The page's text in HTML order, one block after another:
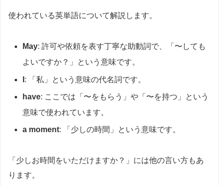
使われている英単語について解説します。
May: 許可や依頼を表す丁寧な助動詞で、「〜しても
よいですか？」という意味です。
: 「私」という意味の代名詞です。
have: ここでは「〜をもらう」や「〜を持つ」という
意味で使われています。
a moment: 「少しの時間」という意味です。
「少しお時間をいただけますか？」には他の言い方もあ
ります。